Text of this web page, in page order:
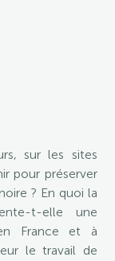
sur les sites
pour préserver
? En quoi la
t-elle une
France et à
le travail de